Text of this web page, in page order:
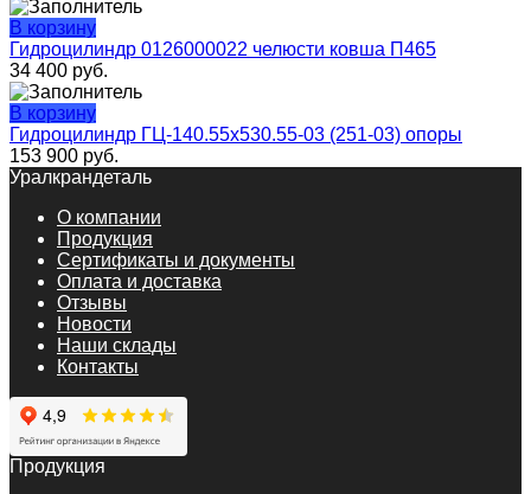
В корзину
Гидроцилиндр 0126000022 челюсти ковша П465
34 400 руб.
В корзину
Гидроцилиндр ГЦ-140.55х530.55-03 (251-03) опоры
153 900 руб.
Уралкрандеталь
О компании
Продукция
Сертификаты и документы
Оплата и доставка
Отзывы
Новости
Наши склады
Контакты
Продукция